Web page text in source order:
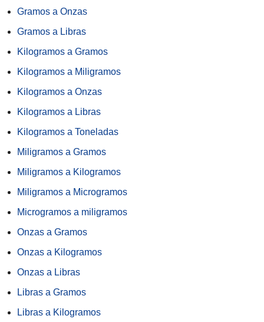
Gramos a Onzas
Gramos a Libras
Kilogramos a Gramos
Kilogramos a Miligramos
Kilogramos a Onzas
Kilogramos a Libras
Kilogramos a Toneladas
Miligramos a Gramos
Miligramos a Kilogramos
Miligramos a Microgramos
Microgramos a miligramos
Onzas a Gramos
Onzas a Kilogramos
Onzas a Libras
Libras a Gramos
Libras a Kilogramos